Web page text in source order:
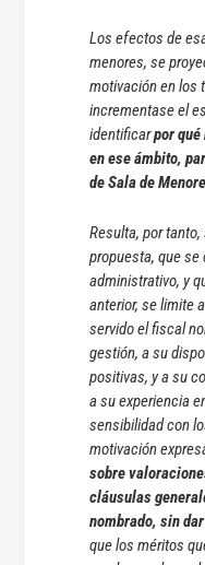
Los efectos de
menores, se
motivación en los
incrementase el
identificarpor
en ese ámbito,
de Sala de
Resulta, por
propuesta, que
administrativo, y
anterior, se limite
servido el fiscal
gestión, a su
positivas, y a su
a su experiencia
sensibilidad con
motivación
sobre
cláusulas
nombrado, sin
que los méritos